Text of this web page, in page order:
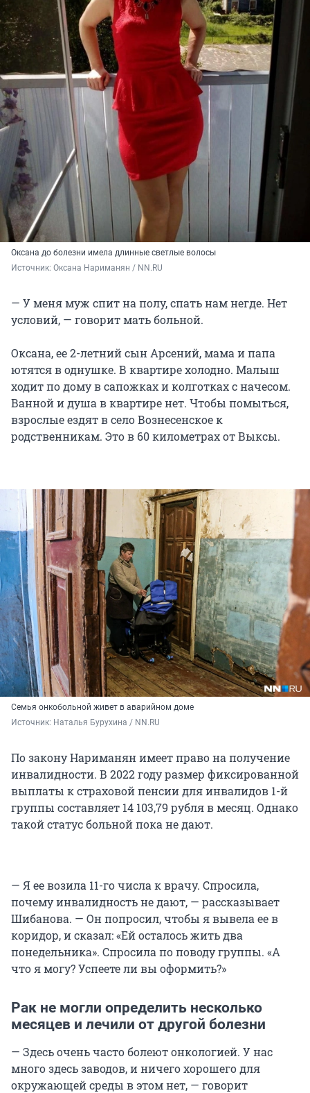
Оксана до болезни имела длинные светлые волосы
Источник: Оксана Нариманян / NN.RU
— У меня муж спит на полу, спать нам негде. Нет
условий, — говорит мать больной.
Оксана, ее 2-летний сын Арсений, мама и папа
ютятся в однушке. В квартире холодно. Малыш
ходит по дому в сапожках и колготках с начесом.
Ванной и душа в квартире нет. Чтобы помыться,
взрослые ездят в село Вознесенское к
родственникам. Это в 60 километрах от Выксы.
Семья онкобольной живет в аварийном доме
Источник: Наталья Бурухина / NN.RU
По закону Нариманян имеет право на получение
инвалидности. В 2022 году размер фиксированной
выплаты к страховой пенсии для инвалидов 1-й
группы составляет 14 103,79 рубля в месяц. Однако
такой статус больной пока не дают.
— Я ее возила 11-го числа к врачу. Спросила,
почему инвалидность не дают, — рассказывает
Шибанова. — Он попросил, чтобы я вывела ее в
коридор, и сказал: «Ей осталось жить два
понедельника». Спросила по поводу группы. «А
что я могу? Успеете ли вы оформить?»
Рак не могли определить несколько
месяцев и лечили от другой болезни
— Здесь очень часто болеют онкологией. У нас
много здесь заводов, и ничего хорошего для
окружающей среды в этом нет, — говорит